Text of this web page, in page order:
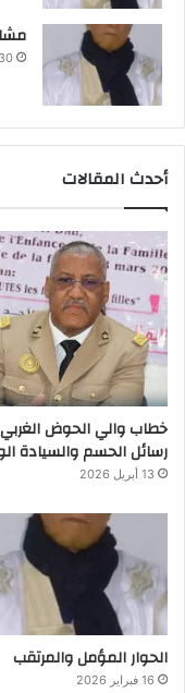
30 يناير 2026
أحدث المقالات
خطاب والي الحوض
رسائل الحسم والسيادة
13 أبريل 2026
الحوار المؤمل والمرتقب
16 فبراير 2026